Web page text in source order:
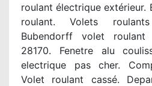
roulant électrique extérieur.
roulant. Volets
Bubendorff volet roulant
28170. Fenetre alu
electrique pas cher.
Volet roulant cassé.